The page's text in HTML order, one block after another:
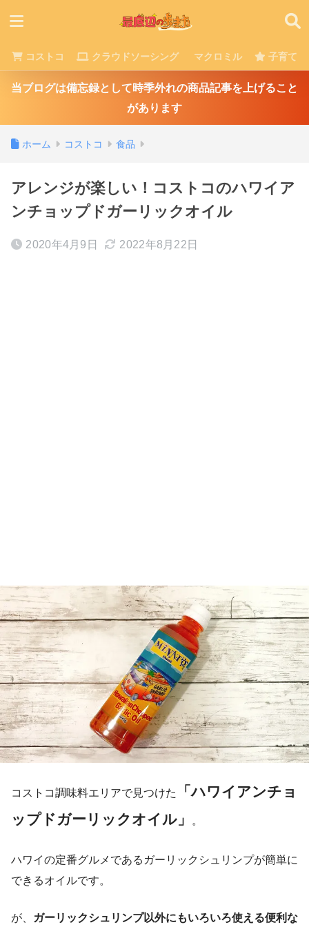
コストコ クラウドソーシング マクロミル 子育て
当ブログは備忘録として時季外れの商品記事を上げること
があります
ホーム コストコ 食品
アレンジが楽しい！コストコのハワイア
ンチョップドガーリックオイル
2020年4月9日 2022年8月22日
コストコ調味料エリアで見つけた
「ハワイアンチョ
ップドガーリックオイル」
。
ハワイの定番グルメであるガーリックシュリンプが簡単に
できるオイルです。
が、
ガーリックシュリンプ以外にもいろいろ使える便利な